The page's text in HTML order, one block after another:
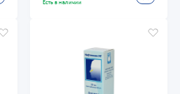
Есть в наличии